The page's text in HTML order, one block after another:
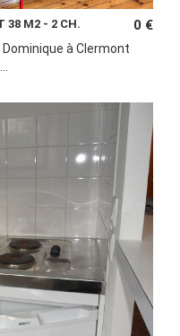
38 M2 - 2 CH. 0 €
à Clermont